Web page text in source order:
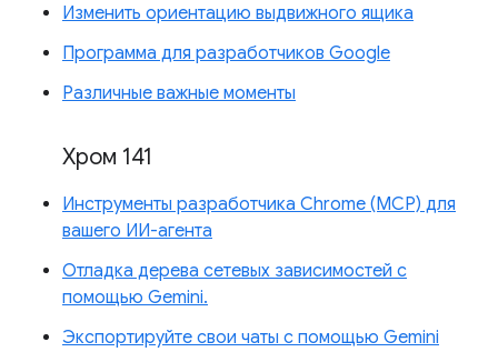
Изменить ориентацию выдвижного ящика
Программа для разработчиков Google
Различные важные моменты
Хром 141
Инструменты разработчика Chrome (MCP) для
вашего ИИ-агента
Отладка дерева сетевых зависимостей с
помощью Gemini.
Экспортируйте свои чаты с помощью Gemini